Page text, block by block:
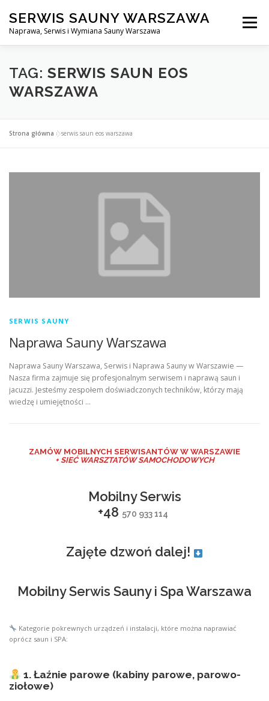
treści
SERWIS SAUNY WARSZAWA
Naprawa, Serwis i Wymiana Sauny Warszawa
Menu
SERWIS DO SAUNY WARSZAWA BLOG
TAG: SERWIS SAUN EOS
WARSZAWA
Strona główna »serwis saun eos warszawa
SERWIS SAUNY
Naprawa Sauny Warszawa
Naprawa Sauny Warszawa, Serwis i Naprawa Sauny w Warszawie —
Nasza firma zajmuje się profesjonalnym serwisem i naprawą saun i
jacuzzi. Jesteśmy zespołem doświadczonych techników, którzy mają
wiedzę i umiejętności …
ZAMÓW MOBILNYCH SERWISANTÓW W WARSZAWIE
+ SIEĆ WARSZTATÓW SAMOCHODOWYCH
Mobilny Serwis
+48 570 933 114
Zajęte dzwoń dalej!
Mobilny Serwis Sauny i Spa Warszawa
Kategorie pokrewnych urządzeń i instalacji, które można naprawiać
oprócz saun i SPA:
1. Łaźnie parowe (kabiny parowe, parowo-
ziołowe)